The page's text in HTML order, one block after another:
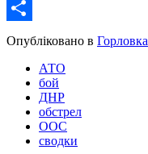
Email
Share
Опубліковано в Горловка
АТО
бой
ДНР
обстрел
ООС
сводки